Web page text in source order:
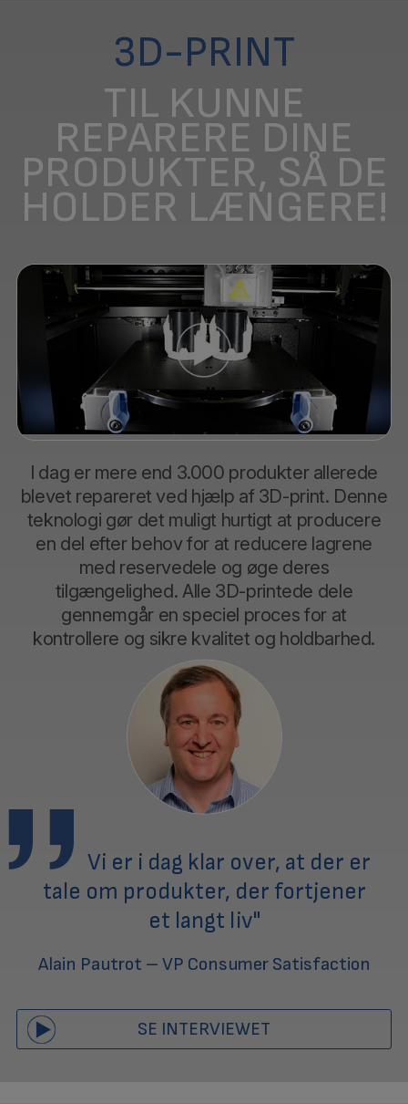
3D-PRINT
TIL KUNNE
REPARERE DINE
PRODUKTER, SÅ DE
HOLDER LÆNGERE!
I dag er mere end 3.000 produkter allerede
blevet repareret ved hjælp af 3D-print. Denne
teknologi gør det muligt hurtigt at producere
en del efter behov for at reducere lagrene
med reservedele og øge deres
tilgængelighed. Alle 3D-printede dele
gennemgår en speciel proces for at
kontrollere og sikre kvalitet og holdbarhed.
Vi er i dag klar over, at der er
tale om produkter, der fortjener
et langt liv"
Alain Pautrot – VP Consumer Satisfaction
SE INTERVIEWET